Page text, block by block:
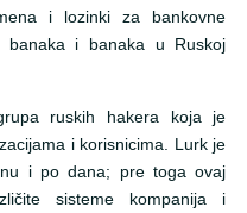
i lozinki za bankovne
banaka i banaka u Ruskoj
ruskih hakera koja je
i korisnicima. Lurk je
i po dana; pre toga ovaj
sisteme kompanija i